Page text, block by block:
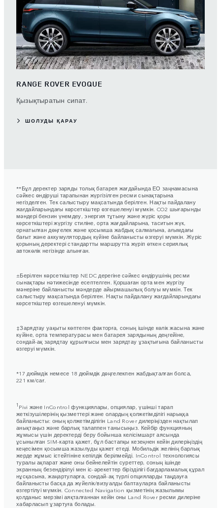
RANGE ROVER EVOQUE
Қызықтыратын сипат.
ШОЛУДЫ ҚАРАУ
**Бұл деректер заряды толық батарея жағдайында ЕО заңнамасына
сәйкес өндіруші тарапынан жүргізілген ресми сынақтарына
негізделген. Тек салыстыру мақсатында берілген. Нақты пайдалану
жағдайларындағы көрсеткіштер өзгешеленуі мүмкін. CO2 шығарынды
мәндері бензин үнемдеу, энергия тұтыну және жүріс қоры
көрсеткіштері жүргізу стиліне, орта жағдайларына, таситын жүк,
орнатылған дөңгелек және қосымша жабдық салмағына, ағымдағы
бағыт және аккумулятордың күйіне байланысты өзгеруі мүмкін. Жүріс
қорының деректері стандартты маршрутта жүріп өткен сериялық
автокөлік негізінде алынған.
±Берілген көрсеткіштер NEDC дерегіне сәйкес өндірушінің ресми
сынақтары нәтижесінде есептелген. Қоршаған орта мен жүргізу
мәнеріне байланысты мәндерде айырмашылық болуы мүмкін. Тек
салыстыру мақсатында берілген. Нақты пайдалану жағдайларындағы
көрсеткіштер өзгешеленуі мүмкін.
‡Зарядтау уақыты көптеген факторға, соның ішінде көлік жасына және
күйіне, орта температурасы мен батарея зарядының деңгейіне,
сондай-ақ зарядтау құрылғысы мен зарядтау ұзақтығына байланысты
өзгеруі мүмкін.
*17 дюймдік немесе 18 дюймдік дөңгелекпен жабдықталған болса,
221 км/сағ.
1 Pivi және InControl функциялары, опциялар, үшінші тарап
жеткізушілерінің қызметтері және олардың қолжетімділігі нарыққа
байланысты: оның қолжетімділігін Land Rover дилеріңізден нақтылап
анықтаңыз және барлық талаппен танысыңыз. Кейбір функцияның
жұмысы үшін деректерді беру бойынша келісімшарт аясында
ұсынылған SIM-карта қажет, бұл бастапқы кезеңнен кейін дилеріңіздің
кеңесімен қосымша жазылуды қажет етеді. Мобильдік желінің барлық
жерде жұмыс істейтініне кепілдік берілмейді. InControl технологиясы
туралы ақпарат және оны бейнелейтін суреттер, соның ішінде
экранның безендірілуі мен іс-әрекеттер бірізділігі бағдарламалық құрал
нұсқасына, жаңартуларға, сондай-ақ түрлі опцияларды таңдауға
байланысты басқа да жүйелік/визуалды баптауларға байланысты
өзгертілуі мүмкін. Connected Navigation қызметінің жазылымы
қолданыс мерзімі аяқталғаннан кейін оны Land Rover ресми дилеріне
хабарласып ұзартуға болады.